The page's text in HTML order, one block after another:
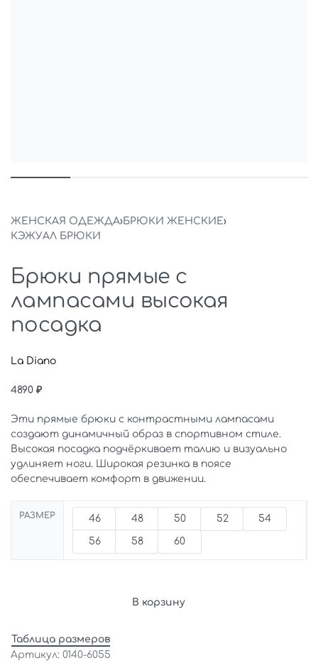
ЖЕНСКАЯ ОДЕЖДА›БРЮКИ ЖЕНСКИЕ›
КЭЖУАЛ БРЮКИ
Брюки прямые с
лампасами высокая
посадка
La Diano
4890 ₽
Эти прямые брюки с контрастными лампасами
создают динамичный образ в спортивном стиле.
Высокая посадка подчёркивает талию и визуально
удлиняет ноги. Широкая резинка в поясе
обеспечивает комфорт в движении.
РАЗМЕР 46 48 50 52 54
56 58 60
В корзину
Таблица размеров
0140-6055